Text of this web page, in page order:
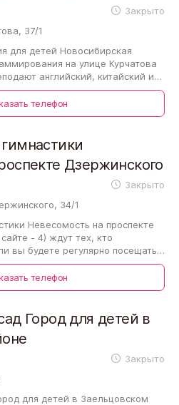
Закрыто
на улице Курчатова
37/1
для детей Новосибирская
на улице Курчатова
английский, китайский и
телефон
Закрыто
Дзержинского
34/1
Невесомость на проспекте
- 4) ждут тех, кто
вы будете регулярно посещать
телефон
Закрыто
Город для детей в
для детей в Заельцовском